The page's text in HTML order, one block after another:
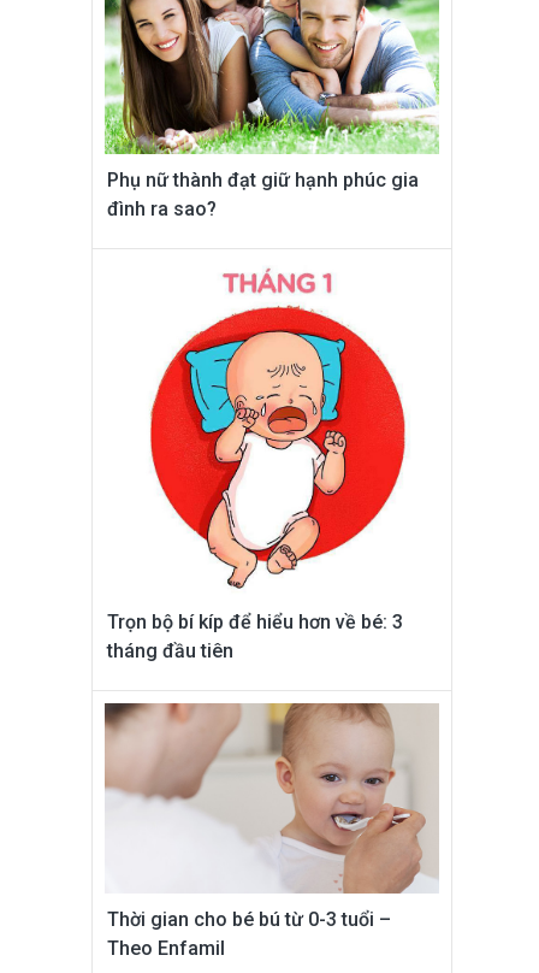
Phụ nữ thành đạt giữ hạnh phúc gia
đình ra sao?
Trọn bộ bí kíp để hiểu hơn về bé: 3
tháng đầu tiên
Thời gian cho bé bú từ 0-3 tuổi –
Theo Enfamil